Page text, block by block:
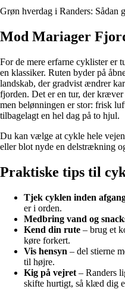
Grøn hverdag i Randers: Sådan
Mod Mariager
For de mere erfarne cyklister er
en klassiker. Ruten byder på
landskab, der gradvist ændrer
fjorden. Det er en tur, der
men belønningen er stor: frisk
tilbagelagt en hel dag på to hjul.
Du kan vælge at cykle hele
eller blot nyde en delstrækning
Praktiske tips til
Tjek cyklen inden
er i orden.
Medbring vand og
Kend din rute – brug et
køre forkert.
Vis hensyn – del stierne
til højre.
Kig på vejret – Randers
skifte hurtigt, så klæd dig